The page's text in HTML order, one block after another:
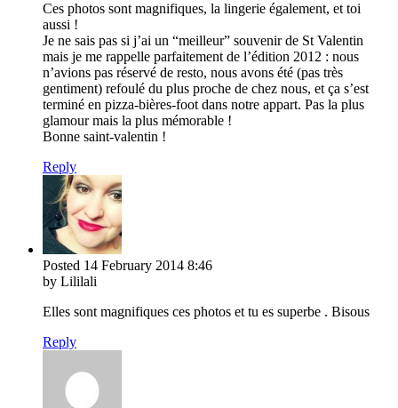
Ces photos sont magnifiques, la lingerie également, et toi
aussi !
Je ne sais pas si j’ai un “meilleur” souvenir de St Valentin
mais je me rappelle parfaitement de l’édition 2012 : nous
n’avions pas réservé de resto, nous avons été (pas très
gentiment) refoulé du plus proche de chez nous, et ça s’est
terminé en pizza-bières-foot dans notre appart. Pas la plus
glamour mais la plus mémorable !
Bonne saint-valentin !
Reply
Posted 14 February 2014 8:46
by Lililali
Elles sont magnifiques ces photos et tu es superbe . Bisous
Reply